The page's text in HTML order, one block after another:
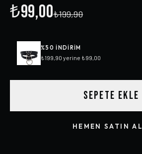
₺99,00₺199,90
%50 INDIRIM
₺199,90 yerine ₺99,00
SEPETE EKLE
HEMEN SATIN AL